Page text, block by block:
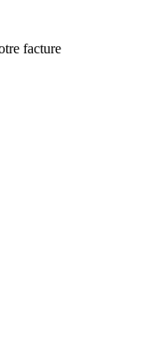
facture